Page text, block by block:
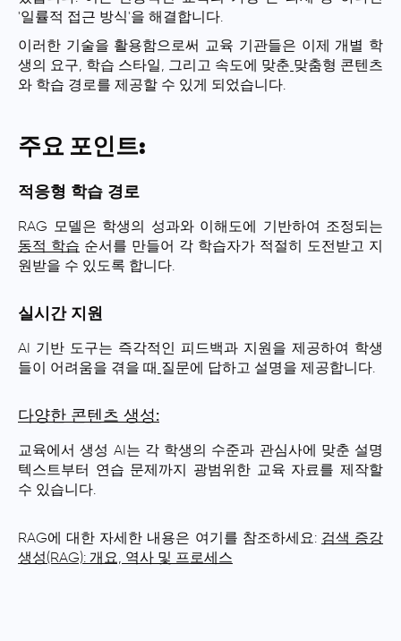
'일률적 접근 방식'을 해결합니다.
이러한 기술을 활용함으로써 교육 기관들은 이제 개별 학
생의 요구, 학습 스타일, 그리고 속도에 맞춘 맞춤형 콘텐츠
와 학습 경로를 제공할 수 있게 되었습니다.
주요 포인트:
적응형 학습 경로
RAG 모델은 학생의 성과와 이해도에 기반하여 조정되는
동적 학습 순서를 만들어 각 학습자가 적절히 도전받고 지
원받을 수 있도록 합니다.
실시간 지원
AI 기반 도구는 즉각적인 피드백과 지원을 제공하여 학생
들이 어려움을 겪을 때 질문에 답하고 설명을 제공합니다.
다양한 콘텐츠 생성:
교육에서 생성 AI는 각 학생의 수준과 관심사에 맞춘 설명
텍스트부터 연습 문제까지 광범위한 교육 자료를 제작할
수 있습니다.
RAG에 대한 자세한 내용은 여기를 참조하세요: 검색 증강
생성(RAG): 개요, 역사 및 프로세스